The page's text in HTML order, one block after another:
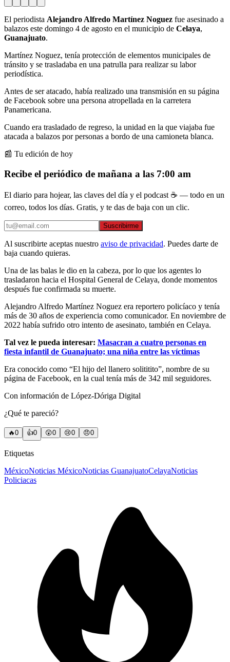
El periodista Alejandro Alfredo Martínez Noguez fue asesinado a
balazos este domingo 4 de agosto en el municipio de Celaya,
Guanajuato.
Martínez Noguez, tenía protección de elementos municipales de
tránsito y se trasladaba en una patrulla para realizar su labor
periodística.
Antes de ser atacado, había realizado una transmisión en su página
de Facebook sobre una persona atropellada en la carretera
Panamericana.
Cuando era trasladado de regreso, la unidad en la que viajaba fue
atacada a balazos por personas a bordo de una camioneta blanca.
📰 Tu edición de hoy
Recibe el periódico de mañana a las 7:00 am
El diario para hojear, las claves del día y el podcast ☕ — todo en un
correo, todos los días. Gratis, y te das de baja con un clic.
Suscribirme
Al suscribirte aceptas nuestro aviso de privacidad. Puedes darte de
baja cuando quieras.
Una de las balas le dio en la cabeza, por lo que los agentes lo
trasladaron hacia el Hospital General de Celaya, donde momentos
después fue confirmada su muerte.
Alejandro Alfredo Martínez Noguez era reportero policíaco y tenía
más de 30 años de experiencia como comunicador. En noviembre de
2022 había sufrido otro intento de asesinato, también en Celaya.
Tal vez le pueda interesar: Masacran a cuatro personas en
fiesta infantil de Guanajuato; una niña entre las víctimas
Era conocido como “El hijo del llanero solititito”, nombre de su
página de Facebook, en la cual tenía más de 342 mil seguidores.
Con información de López-Dóriga Digital
¿Qué te pareció?
🔥0 👍0 😲0 😢0 😠0
Etiquetas
MéxicoNoticias MéxicoNoticias GuanajuatoCelayaNoticias
Policiacas